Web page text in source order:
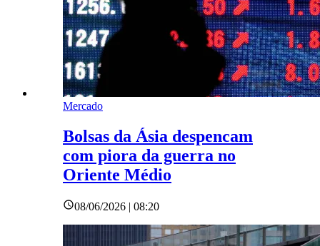
Mercado
Bolsas da Ásia despencam
com piora da guerra no
Oriente Médio
08/06/2026 | 08:20